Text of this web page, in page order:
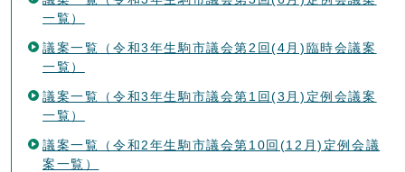
一覧）
議案一覧（令和3年生駒市議会第2回(4月)臨時会議案
一覧）
議案一覧（令和3年生駒市議会第1回(3月)定例会議案
一覧）
議案一覧（令和2年生駒市議会第10回(12月)定例会議
案一覧）